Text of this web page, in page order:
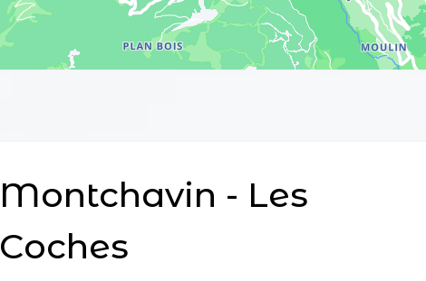
Montchavin - Les
Coches